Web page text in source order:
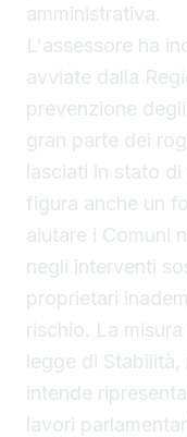
amministrativa.
L'assessore ha
avviate dalla
prevenzione
gran parte dei
lasciati in stato
figura anche un
aiutare i Comuni
negli interventi
proprietari
rischio. La
legge di
intende
lavori